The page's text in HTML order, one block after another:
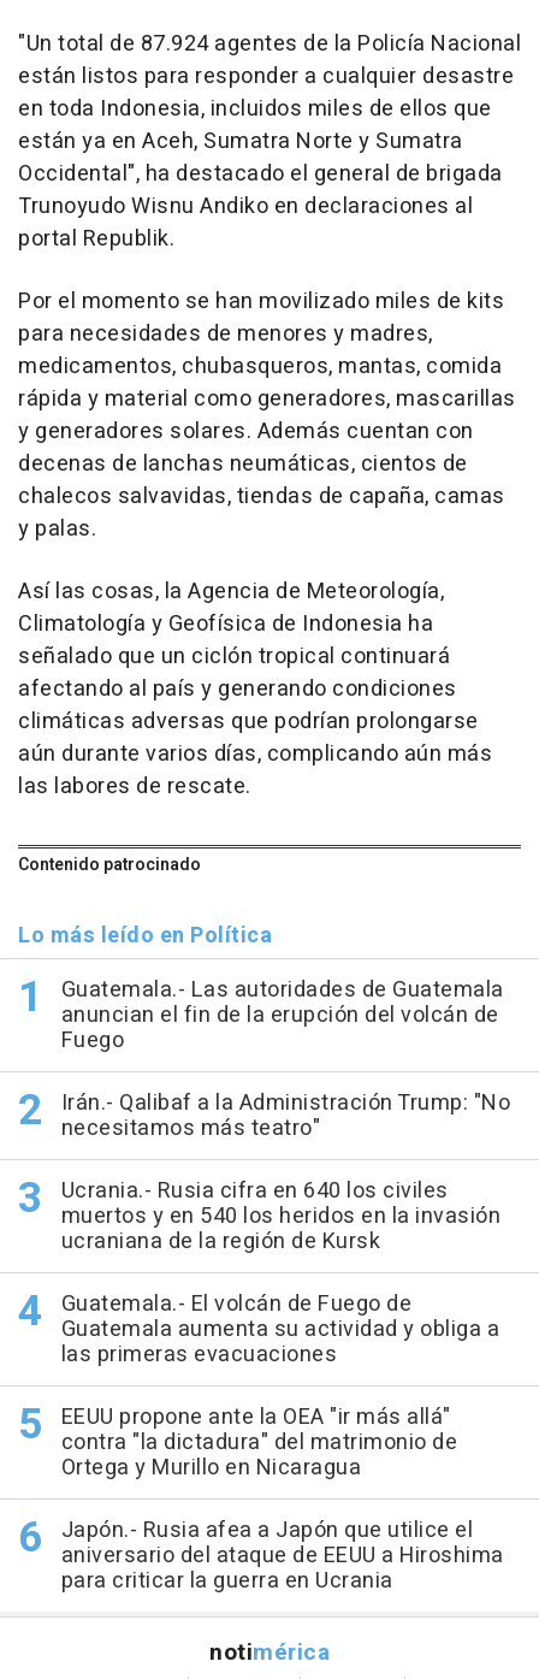
"Un total de 87.924 agentes de la Policía Nacional
están listos para responder a cualquier desastre
en toda Indonesia, incluidos miles de ellos que
están ya en Aceh, Sumatra Norte y Sumatra
Occidental", ha destacado el general de brigada
Trunoyudo Wisnu Andiko en declaraciones al
portal Republik.
Por el momento se han movilizado miles de kits
para necesidades de menores y madres,
medicamentos, chubasqueros, mantas, comida
rápida y material como generadores, mascarillas
y generadores solares. Además cuentan con
decenas de lanchas neumáticas, cientos de
chalecos salvavidas, tiendas de capaña, camas
y palas.
Así las cosas, la Agencia de Meteorología,
Climatología y Geofísica de Indonesia ha
señalado que un ciclón tropical continuará
afectando al país y generando condiciones
climáticas adversas que podrían prolongarse
aún durante varios días, complicando aún más
las labores de rescate.
Contenido patrocinado
Lo más leído en Política
Guatemala.- Las autoridades de Guatemala
anuncian el fin de la erupción del volcán de
Fuego
Irán.- Qalibaf a la Administración Trump: "No
necesitamos más teatro"
Ucrania.- Rusia cifra en 640 los civiles
muertos y en 540 los heridos en la invasión
ucraniana de la región de Kursk
Guatemala.- El volcán de Fuego de
Guatemala aumenta su actividad y obliga a
las primeras evacuaciones
EEUU propone ante la OEA "ir más allá"
contra "la dictadura" del matrimonio de
Ortega y Murillo en Nicaragua
Japón.- Rusia afea a Japón que utilice el
aniversario del ataque de EEUU a Hiroshima
para criticar la guerra en Ucrania
notimérica